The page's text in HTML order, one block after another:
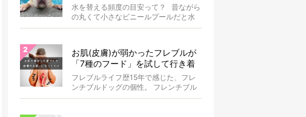
水を替える頻度の目安って？ 昔ながら
の丸くて小さなビニールプールだと水
替えもさほど手間ではないけ...
お肌(皮膚)が弱かったフレブルが
「7種のフード」を試して行き着
いた「病院知らず」の実体験
フレブルライフ歴15年で感じた、フレ
ンチブルドッグの個性。 フレンチブル
ドッグと暮らしはじめて15年になる筆